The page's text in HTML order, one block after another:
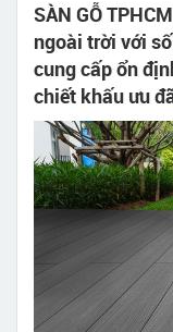
SÀN GỖ
ngoài trời với
cung cấp ổn
chiết khấu ưu